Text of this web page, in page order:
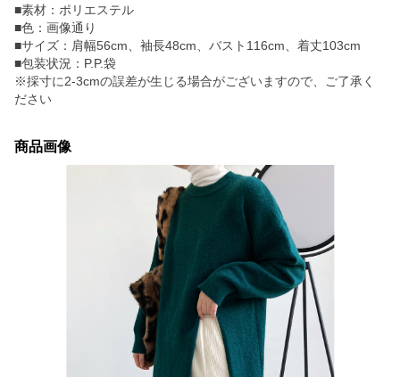
■素材：ポリエステル
■色：画像通り
■サイズ：肩幅56cm、袖長48cm、バスト116cm、着丈103cm
■包装状況：P.P.袋
※採寸に2-3cmの誤差が生じる場合がございますので、ご了承く
ださい
商品画像